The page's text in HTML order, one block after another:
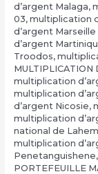
d’argent Malaga,
03, multiplication
d’argent
d’argent
Troodos,
MULTIPLICATION
multiplication
multiplication
d’argent Nicosie,
multiplication
national de
multiplication
Penetanguishene,
PORTEFEUILLE